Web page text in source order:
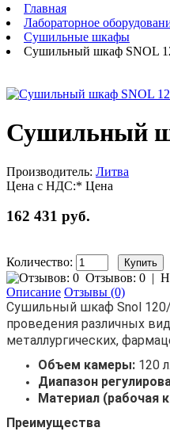
Главная
Лабораторное
Сушильные шкафы
Сушильный шкаф SNOL
Сушильный
Производитель: Литва
Цена с НДС:* Цена
162 431 руб.
Количество:
Отзывов: 0 |
Описание Отзывы (0)
Сушильный шкаф Snol 120/
проведения различных
металлургических,
Объем камеры: 120 л.
Диапазон
Материал (рабочая
Преимущества